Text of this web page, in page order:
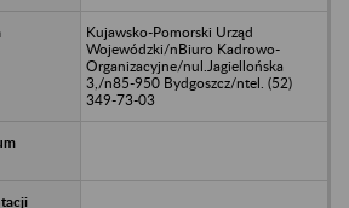
Kujawsko-Pomorski Urząd
Wojewódzki/nBiuro Kadrowo-
Organizacyjne/nul.Jagiellońska
3,/n85-950 Bydgoszcz/ntel. (52)
349-73-03